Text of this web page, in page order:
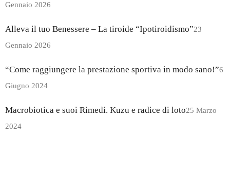
Gennaio 2026
Alleva il tuo Benessere – La tiroide “Ipotiroidismo”23
Gennaio 2026
“Come raggiungere la prestazione sportiva in modo sano!”6
Giugno 2024
Macrobiotica e suoi Rimedi. Kuzu e radice di loto25 Marzo
2024